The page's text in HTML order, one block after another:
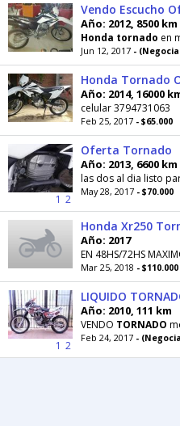
Año: 2012, 8500 km
Honda tornado en
Jun 12, 2017 -
Año: 2014, 16000
celular 3794731063
Feb 25, 2017 - $65.000
1 2
Oferta Tornado
Año: 2013, 6600 km
las dos al dia listo
May 28, 2017 - $70.000
Año: 2017
Mar 25, 2018 - $110.000
1 2
Año: 2010, 111 km
VENDO TORNADO
Feb 24, 2017 -